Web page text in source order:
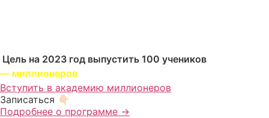
Цель на 2023 год выпустить 100 учеников
— миллионеров
Вступить в академию миллионеров
Записаться 👇🏻
Подробнее о программе →